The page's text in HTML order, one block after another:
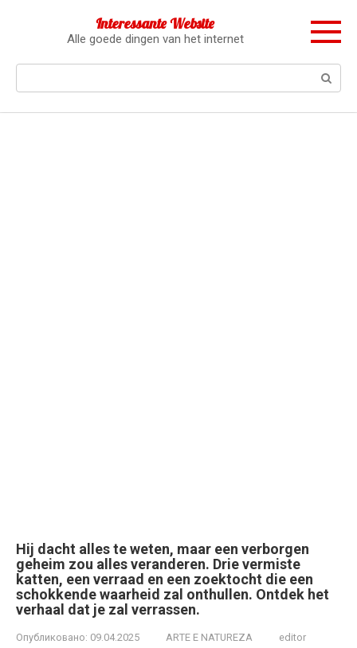
Interessante Website
Alle goede dingen van het internet
Hij dacht alles te weten, maar een verborgen
geheim zou alles veranderen. Drie vermiste
katten, een verraad en een zoektocht die een
schokkende waarheid zal onthullen. Ontdek het
verhaal dat je zal verrassen.
Опубликовано: 09.04.2025 ARTE E NATUREZA editor